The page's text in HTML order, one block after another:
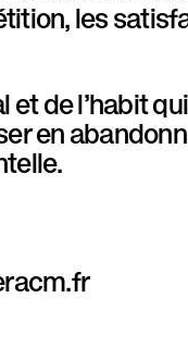
les
de l’habit
en